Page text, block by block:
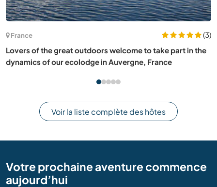
Guatemala
(1)
Learn Spanish and meet locals at the popular beach town
of El Paredon, Guatemala
Voir la liste complète des hôtes
Votre prochaine aventure commence
aujourd’hui